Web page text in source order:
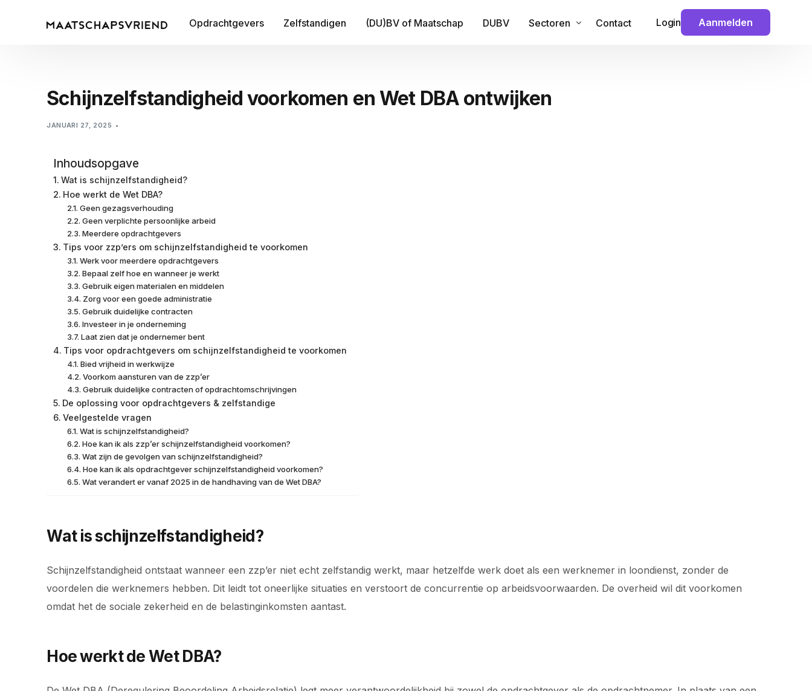
Opdrachtgevers Zelfstandigen (DU)BV of Maatschap DUBV Sectoren
Beveiliging
Contact Login Aanmelden
Schijnzelfstandigheid voorkomen en Wet DBA ontwijken
JANUARI 27, 2025
Inhoudsopgave
Wat is schijnzelfstandigheid?
Hoe werkt de Wet DBA?
Geen gezagsverhouding
Geen verplichte persoonlijke arbeid
Meerdere opdrachtgevers
Tips voor zzp’ers om schijnzelfstandigheid te voorkomen
Werk voor meerdere opdrachtgevers
Bepaal zelf hoe en wanneer je werkt
Gebruik eigen materialen en middelen
Zorg voor een goede administratie
Gebruik duidelijke contracten
Investeer in je onderneming
Laat zien dat je ondernemer bent
Tips voor opdrachtgevers om schijnzelfstandigheid te voorkomen
Bied vrijheid in werkwijze
Voorkom aansturen van de zzp’er
Gebruik duidelijke contracten of opdrachtomschrijvingen
De oplossing voor opdrachtgevers & zelfstandige
Veelgestelde vragen
Wat is schijnzelfstandigheid?
Hoe kan ik als zzp’er schijnzelfstandigheid voorkomen?
Wat zijn de gevolgen van schijnzelfstandigheid?
Hoe kan ik als opdrachtgever schijnzelfstandigheid voorkomen?
Wat verandert er vanaf 2025 in de handhaving van de Wet DBA?
Wat is schijnzelfstandigheid?
Schijnzelfstandigheid ontstaat wanneer een zzp’er niet echt zelfstandig werkt, maar hetzelfde werk doet als een werknemer in loondienst, zonder de
voordelen die werknemers hebben. Dit leidt tot oneerlijke situaties en verstoort de concurrentie op arbeidsvoorwaarden. De overheid wil dit voorkomen
omdat het de sociale zekerheid en de belastinginkomsten aantast.
Hoe werkt de Wet DBA?